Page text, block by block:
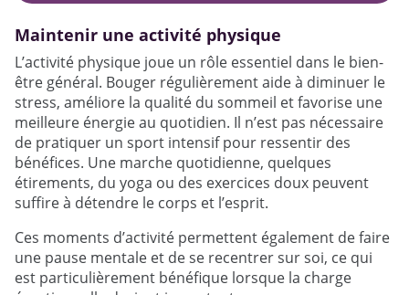
Maintenir une activité physique
L’activité physique joue un rôle essentiel dans le bien-
être général. Bouger régulièrement aide à diminuer le
stress, améliore la qualité du sommeil et favorise une
meilleure énergie au quotidien. Il n’est pas nécessaire
de pratiquer un sport intensif pour ressentir des
bénéfices. Une marche quotidienne, quelques
étirements, du yoga ou des exercices doux peuvent
suffire à détendre le corps et l’esprit.
Ces moments d’activité permettent également de faire
une pause mentale et de se recentrer sur soi, ce qui
est particulièrement bénéfique lorsque la charge